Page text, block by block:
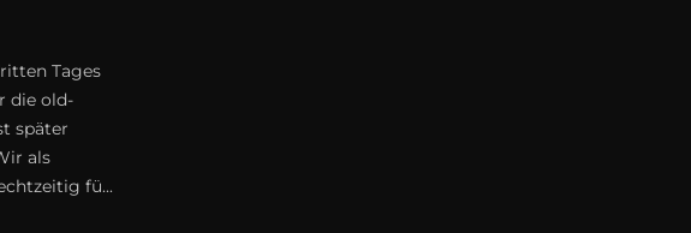
Tages
die old-
später
als
fü...